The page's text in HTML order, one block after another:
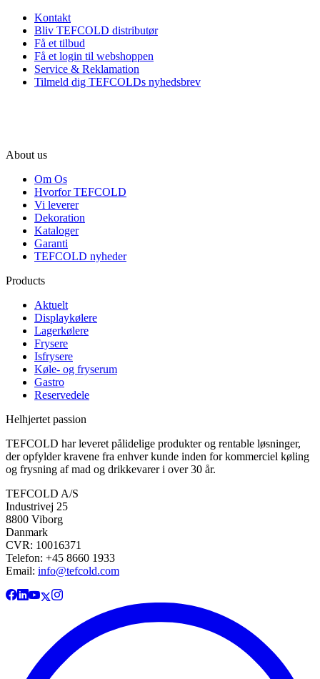
Kontakt
Bliv TEFCOLD distributør
Få et tilbud
Få et login til webshoppen
Service & Reklamation
Tilmeld dig TEFCOLDs nyhedsbrev
About us
Om Os
Hvorfor TEFCOLD
Vi leverer
Dekoration
Kataloger
Garanti
TEFCOLD nyheder
Products
Aktuelt
Displaykølere
Lagerkølere
Frysere
Isfrysere
Køle- og fryserum
Gastro
Reservedele
Helhjertet passion
TEFCOLD har leveret pålidelige produkter og rentable løsninger,
der opfylder kravene fra enhver kunde inden for kommerciel køling
og frysning af mad og drikkevarer i over 30 år.
TEFCOLD A/S
Industrivej 25
8800 Viborg
Danmark
CVR: 10016371
Telefon: +45 8660 1933
Email: info@tefcold.com